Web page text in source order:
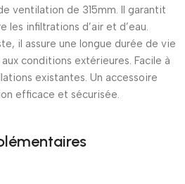
ventilation de 315mm. Il garantit
infiltrations d’air et d’eau.
il assure une longue durée de vie
conditions extérieures. Facile à
existantes. Un accessoire
efficace et sécurisée.